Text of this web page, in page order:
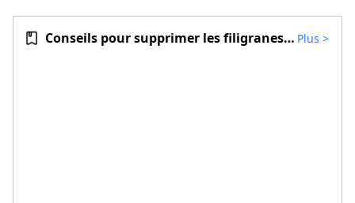
Conseils pour supprimer les filigranes vidéo Plus >